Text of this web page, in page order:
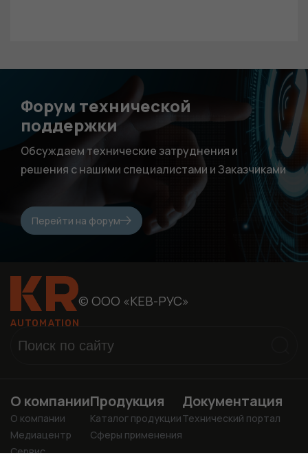
Форум технической
поддержки
Обсуждаем технические затруднения и
решения с нашими специалистами и Заказчиками
Перейти на форум
© ООО «КЕВ-РУС»
О компании
О компании
Медиацентр
Сервис
Продукция
Каталог продукции
Сферы применения
Документация
Технический портал